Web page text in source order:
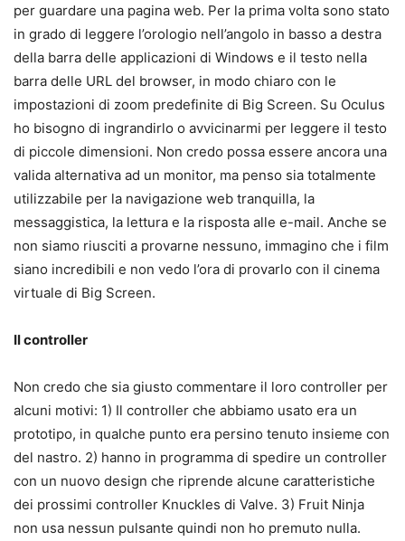
per guardare una pagina web. Per la prima volta sono stato
in grado di leggere l’orologio nell’angolo in basso a destra
della barra delle applicazioni di Windows e il testo nella
barra delle URL del browser, in modo chiaro con le
impostazioni di zoom predefinite di Big Screen. Su Oculus
ho bisogno di ingrandirlo o avvicinarmi per leggere il testo
di piccole dimensioni. Non credo possa essere ancora una
valida alternativa ad un monitor, ma penso sia totalmente
utilizzabile per la navigazione web tranquilla, la
messaggistica, la lettura e la risposta alle e-mail. Anche se
non siamo riusciti a provarne nessuno, immagino che i film
siano incredibili e non vedo l’ora di provarlo con il cinema
virtuale di Big Screen.
Il controller
Non credo che sia giusto commentare il loro controller per
alcuni motivi: 1) Il controller che abbiamo usato era un
prototipo, in qualche punto era persino tenuto insieme con
del nastro. 2) hanno in programma di spedire un controller
con un nuovo design che riprende alcune caratteristiche
dei prossimi controller Knuckles di Valve. 3) Fruit Ninja
non usa nessun pulsante quindi non ho premuto nulla.